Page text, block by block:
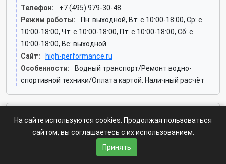
Телефон:
+7 (495) 979-30-48
Режим работы:
Пн: выходной, Вт: c 10:00-18:00, Ср: c
10:00-18:00, Чт: c 10:00-18:00, Пт: c 10:00-18:00, Сб: c
10:00-18:00, Вс: выходной
Сайт:
high-performance.ru
Особенности:
Водный транспорт/Ремонт водно-
спортивной техники/Оплата картой. Наличный расчёт
Yacht service
Кудрявцева, 16 ст1
+7 (495) 729-78-45, +7 (495) 729-78-31, +7-
На сайте используются cookies. Продолжая пользоваться
сайтом, вы соглашаетесь с их использованием.
Принять